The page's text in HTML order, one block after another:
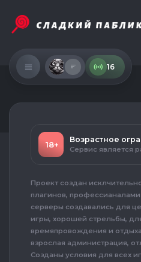
16
18+
Возрастное
Сервис является
Проект создан
плагинов,
серверы создавались для
игры, хорошей стрельбы,
времяпровождения и
взрослая администрация,
Созданы условия для всех